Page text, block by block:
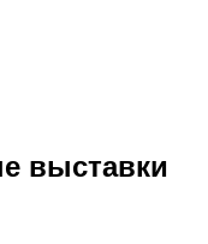
выставки